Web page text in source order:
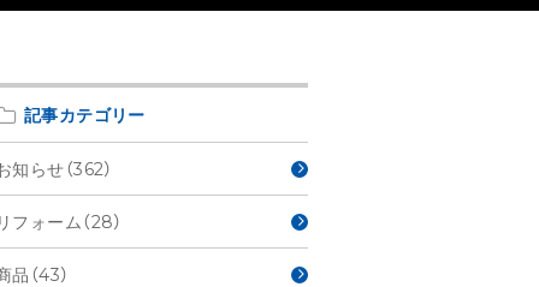
記事カテゴリー
知らせ（362）
フォーム（28）
品（43）